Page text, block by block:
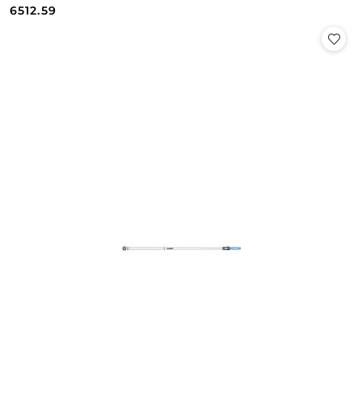
Cena:
Cena:
6512.59